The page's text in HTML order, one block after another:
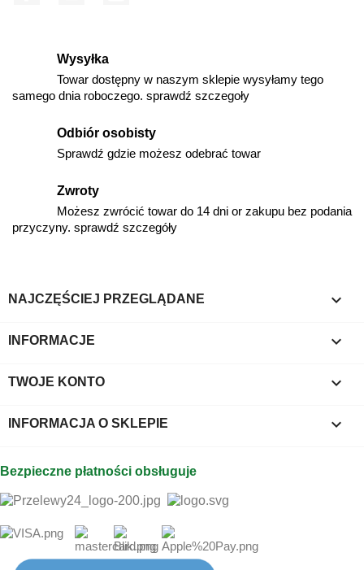
Wysyłka
Towar dostępny w naszym sklepie wysyłamy tego
samego dnia roboczego. sprawdź szczegoły
Odbiór osobisty
Sprawdź gdzie możesz odebrać towar
Zwroty
Możesz zwrócić towar do 14 dni or zakupu bez podania
przyczyny. sprawdź szczegóły
NAJCZĘŚCIEJ PRZEGLĄDANE 
INFORMACJE 
TWOJE KONTO 
INFORMACJA O SKLEPIE keyboard_arrow_down
Bezpieczne płatności obsługuje